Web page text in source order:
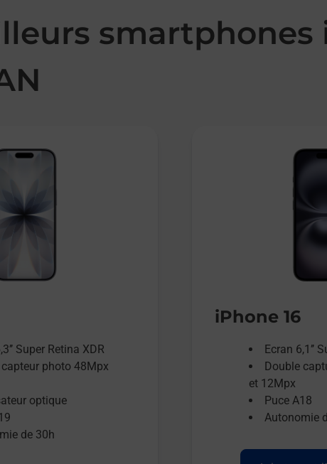
smartphones
Super Retina XDR
photo 48Mpx
optique
de 30h
iPhone 16
Ecran 6,1’’
Double
et 12Mpx
Puce A18
Autonomie